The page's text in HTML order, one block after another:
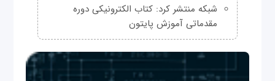
شبکه منتشر کرد: کتاب الکترونیکی دوره
مقدماتی آموزش پایتون